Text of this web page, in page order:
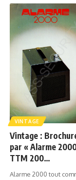
VINTAGE
Vintage :
par « Alarme
TTM 200…
Alarme 2000 tout